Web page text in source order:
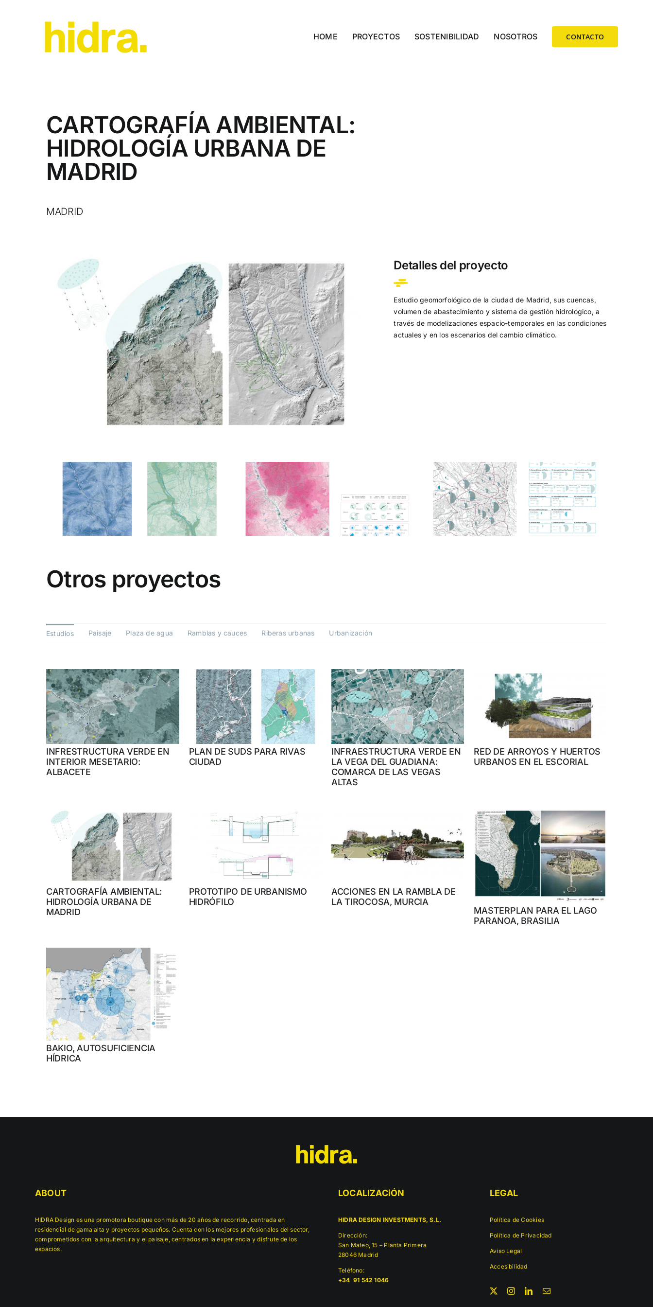
HOME PROYECTOS SOSTENIBILIDAD NOSOTROS CONTACTO
CARTOGRAFÍA AMBIENTAL:
HIDROLOGÍA URBANA DE
MADRID
MADRID
Detalles del proyecto
Estudio geomorfológico de la ciudad de Madrid, sus cuencas,
volumen de abastecimiento y sistema de gestión hidrológico, a
través de modelizaciones espacio-temporales en las condiciones
actuales y en los escenarios del cambio climático.
Otros proyectos
Estudios Paisaje Plaza de agua Ramblas y cauces Riberas urbanas Urbanización
INFRESTRUCTURA VERDE EN
INTERIOR MESETARIO:
ALBACETE
PLAN DE SUDS PARA RIVAS
CIUDAD
INFRAESTRUCTURA VERDE EN
LA VEGA DEL GUADIANA:
COMARCA DE LAS VEGAS
ALTAS
RED DE ARROYOS Y HUERTOS
URBANOS EN EL ESCORIAL
CARTOGRAFÍA AMBIENTAL:
HIDROLOGÍA URBANA DE
MADRID
PROTOTIPO DE URBANISMO
HIDRÓFILO
ACCIONES EN LA RAMBLA DE
LA TIROCOSA, MURCIA
MASTERPLAN PARA EL LAGO
PARANOA, BRASILIA
BAKIO, AUTOSUFICIENCIA
HÍDRICA
ABOUT
HIDRA Design es una promotora boutique con más de 20 años de recorrido, centrada en
residencial de gama alta y proyectos pequeños. Cuenta con los mejores profesionales del sector,
comprometidos con la arquitectura y el paisaje, centrados en la experiencia y disfrute de los
espacios.
LOCALIZACiÓN
HIDRA DESIGN INVESTMENTS, S.L.
Dirección:
San Mateo, 15 – Planta Primera
28046 Madrid
Teléfono:
+34 91 542 1046
LEGAL
Política de Cookies
Política de Privacidad
Aviso Legal
Accesibilidad